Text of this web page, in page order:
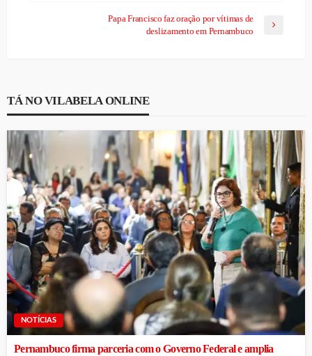
Papa Francisco faz oração por vítimas de
deslizamento em Pernambuco
TÁ NO VILABELA ONLINE
NOTÍCIAS
Pernambuco firma parceria com o Governo Federal e amplia